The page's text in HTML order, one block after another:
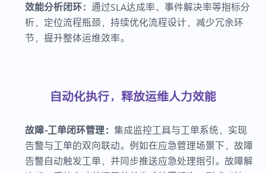
效能分析闭环： 通过SLA达成率、事件解决率等指标分
析，定位流程瓶颈，持续优化流程设计，减少冗余环
节，提升整体运维效率。
自动化执行，释放运维人力效能
故障-工单闭环管理： 集成监控工具与工单系统，实现
告警与工单的双向联动。例如在应急管理场景下，故障
告警自动触发工单，并同步推送应急处理指引。故障解